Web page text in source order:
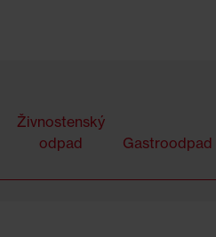
Živnostenský
odpad
Gastroodpad